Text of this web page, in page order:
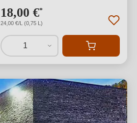
18,00 €*
24,00 €/L (0,75 L)
1